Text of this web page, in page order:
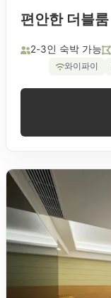
편안한 더블
2-3인 숙박 가능
와이파이